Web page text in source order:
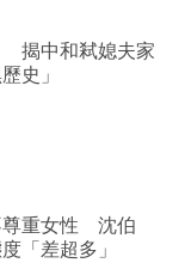
揭中和弒媳夫家
史」
尊重女性 沈伯
「差超多」